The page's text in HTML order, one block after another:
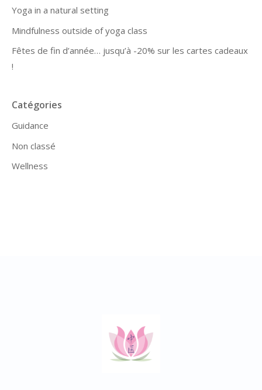
Yoga in a natural setting
Mindfulness outside of yoga class
Fêtes de fin d’année… jusqu’à -20% sur les cartes cadeaux
!
Catégories
Guidance
Non classé
Wellness